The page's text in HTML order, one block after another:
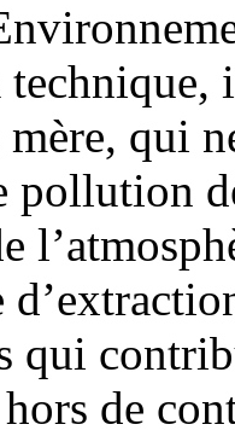
qui
pollution
qui
de